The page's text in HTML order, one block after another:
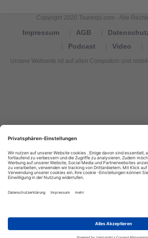
Copyright 2020 Tourexpi.com - Alle
Impressum AGB
Podcast
Video
Unsere Webseite ist auf allen Computern und
de
Tourismus
Nachrichten,
новости
news,
international